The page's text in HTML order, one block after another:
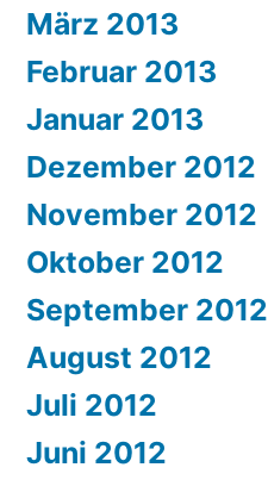
März 2013
Februar 2013
Januar 2013
Dezember 2012
November 2012
Oktober 2012
September 2012
August 2012
Juli 2012
Juni 2012